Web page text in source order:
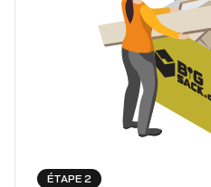
ÉTAPE 2